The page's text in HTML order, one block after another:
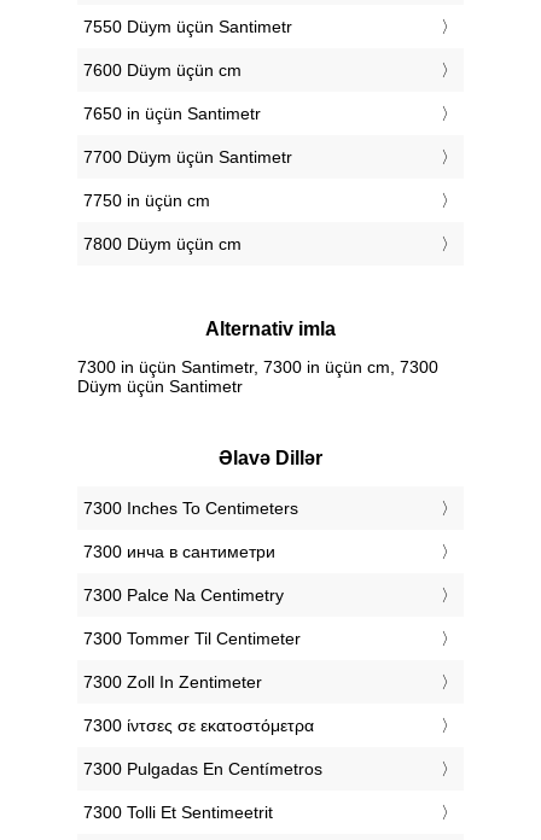
7550 Düym üçün Santimetr
7600 Düym üçün cm
7650 in üçün Santimetr
7700 Düym üçün Santimetr
7750 in üçün cm
7800 Düym üçün cm
Alternativ imla
7300 in üçün Santimetr, 7300 in üçün cm, 7300
Düym üçün Santimetr
Əlavə Dillər
‎7300 Inches To Centimeters
‎7300 инча в сантиметри
‎7300 Palce Na Centimetry
‎7300 Tommer Til Centimeter
‎7300 Zoll In Zentimeter
‎7300 ίντσες σε εκατοστόμετρα
‎7300 Pulgadas En Centímetros
‎7300 Tolli Et Sentimeetrit